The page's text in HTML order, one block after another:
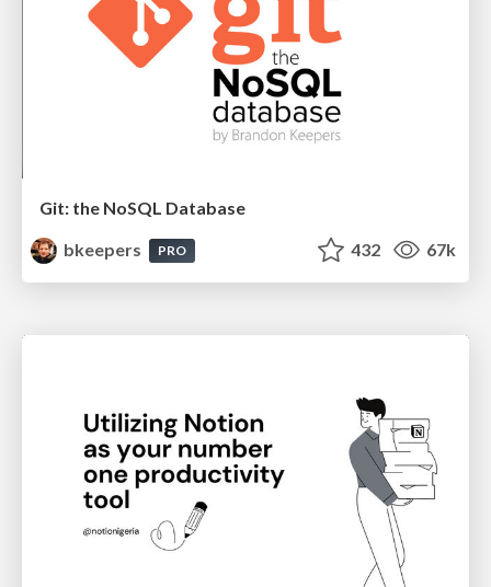
Git: the NoSQL Database
bkeepers
PRO 432 67k